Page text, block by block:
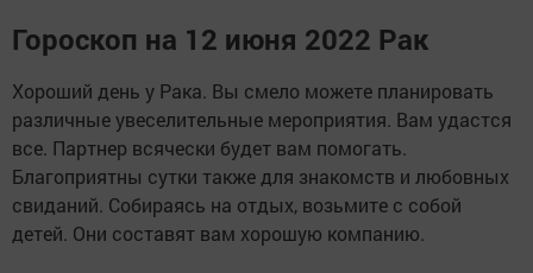
Гороскоп на 12 июня 2022 Рак
Хороший день у Рака. Вы смело можете планировать
различные увеселительные мероприятия. Вам удастся
все. Партнер всячески будет вам помогать.
Благоприятны сутки также для знакомств и любовных
свиданий. Собираясь на отдых, возьмите с собой
детей. Они составят вам хорошую компанию.